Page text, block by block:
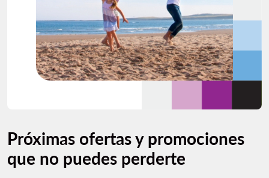
Próximas ofertas y promociones
que no puedes perderte